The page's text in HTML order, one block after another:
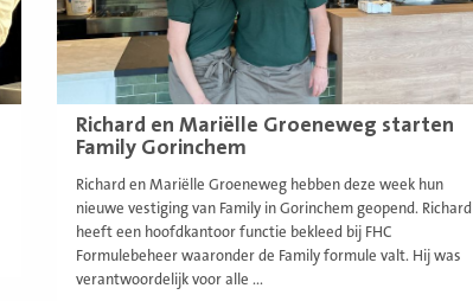
Richard en Mariëlle Groeneweg starten
Family Gorinchem
Richard en Mariëlle Groeneweg hebben deze week hun
nieuwe vestiging van Family in Gorinchem geopend. Richard
heeft een hoofdkantoor functie bekleed bij FHC
Formulebeheer waaronder de Family formule valt. Hij was
verantwoordelijk voor alle ...